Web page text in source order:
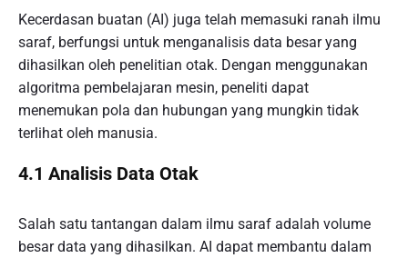
Kecerdasan buatan (AI) juga telah memasuki ranah ilmu
saraf, berfungsi untuk menganalisis data besar yang
dihasilkan oleh penelitian otak. Dengan menggunakan
algoritma pembelajaran mesin, peneliti dapat
menemukan pola dan hubungan yang mungkin tidak
terlihat oleh manusia.
4.1 Analisis Data Otak
Salah satu tantangan dalam ilmu saraf adalah volume
besar data yang dihasilkan. AI dapat membantu dalam